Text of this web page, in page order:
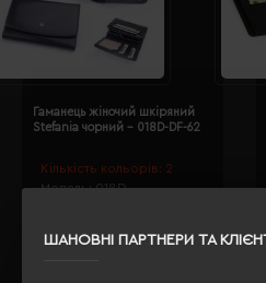
ШАНОВНІ ПАРТНЕРИ ТА
Кількість кольорів: 2
Модель: 018D-
Гаманець жіночий шкіряний
Stefania чорний - 018D-DF-62
3120.89 грн